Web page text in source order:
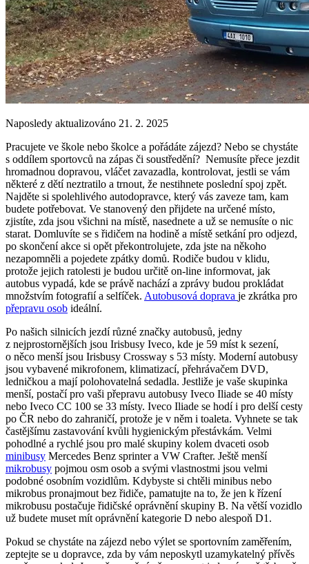
Naposledy aktualizováno 21. 2. 2025
Pracujete ve škole nebo školce a pořádáte zájezd? Nebo se chystáte
s oddílem sportovců na zápas či soustředění? Nemusíte přece jezdit
hromadnou dopravou, vláčet zavazadla, kontrolovat, jestli se vám
některé z dětí neztratilo a trnout, že nestihnete poslední spoj zpět.
Najděte si spolehlivého autodopravce, který vás zaveze tam, kam
budete potřebovat. Ve stanovený den přijdete na určené místo,
zjistíte, zda jsou všichni na místě, nasednete a už se nemusíte o nic
starat. Domluvíte se s řidičem na hodině a místě setkání pro odjezd,
po skončení akce si opět překontrolujete, zda jste na někoho
nezapomněli a pojedete zpátky domů. Rodiče budou v klidu,
protože jejich ratolesti je budou určitě on-line informovat, jak
autobus vypadá, kde se právě nachází a zprávy budou prokládat
množstvím fotografií a selfíček. Autobusová doprava je zkrátka pro
přepravu osob ideální.
Po našich silnicích jezdí různé značky autobusů, jedny
z nejprostornějších jsou Irisbusy Iveco, kde je 59 míst k sezení,
o něco menší jsou Irisbusy Crossway s 53 místy. Moderní autobusy
jsou vybavené mikrofonem, klimatizací, přehrávačem DVD,
ledničkou a mají polohovatelná sedadla. Jestliže je vaše skupinka
menší, postačí pro vaši přepravu autobusy Iveco Iliade se 40 místy
nebo Iveco CC 100 se 33 místy. Iveco Iliade se hodí i pro delší cesty
po ČR nebo do zahraničí, protože je v něm i toaleta. Vyhnete se tak
častějšímu zastavování kvůli hygienickým přestávkám. Velmi
pohodlné a rychlé jsou pro malé skupiny kolem dvaceti osob
minibusy Mercedes Benz sprinter a VW Crafter. Ještě menší
mikrobusy pojmou osm osob a svými vlastnostmi jsou velmi
podobné osobním vozidlům. Kdybyste si chtěli minibus nebo
mikrobus pronajmout bez řidiče, pamatujte na to, že jen k řízení
mikrobusu postačuje řidičské oprávnění skupiny B. Na větší vozidlo
už budete muset mít oprávnění kategorie D nebo alespoň D1.
Pokud se chystáte na zájezd nebo výlet se sportovním zaměřením,
zeptejte se u dopravce, zda by vám neposkytl uzamykatelný přívěs